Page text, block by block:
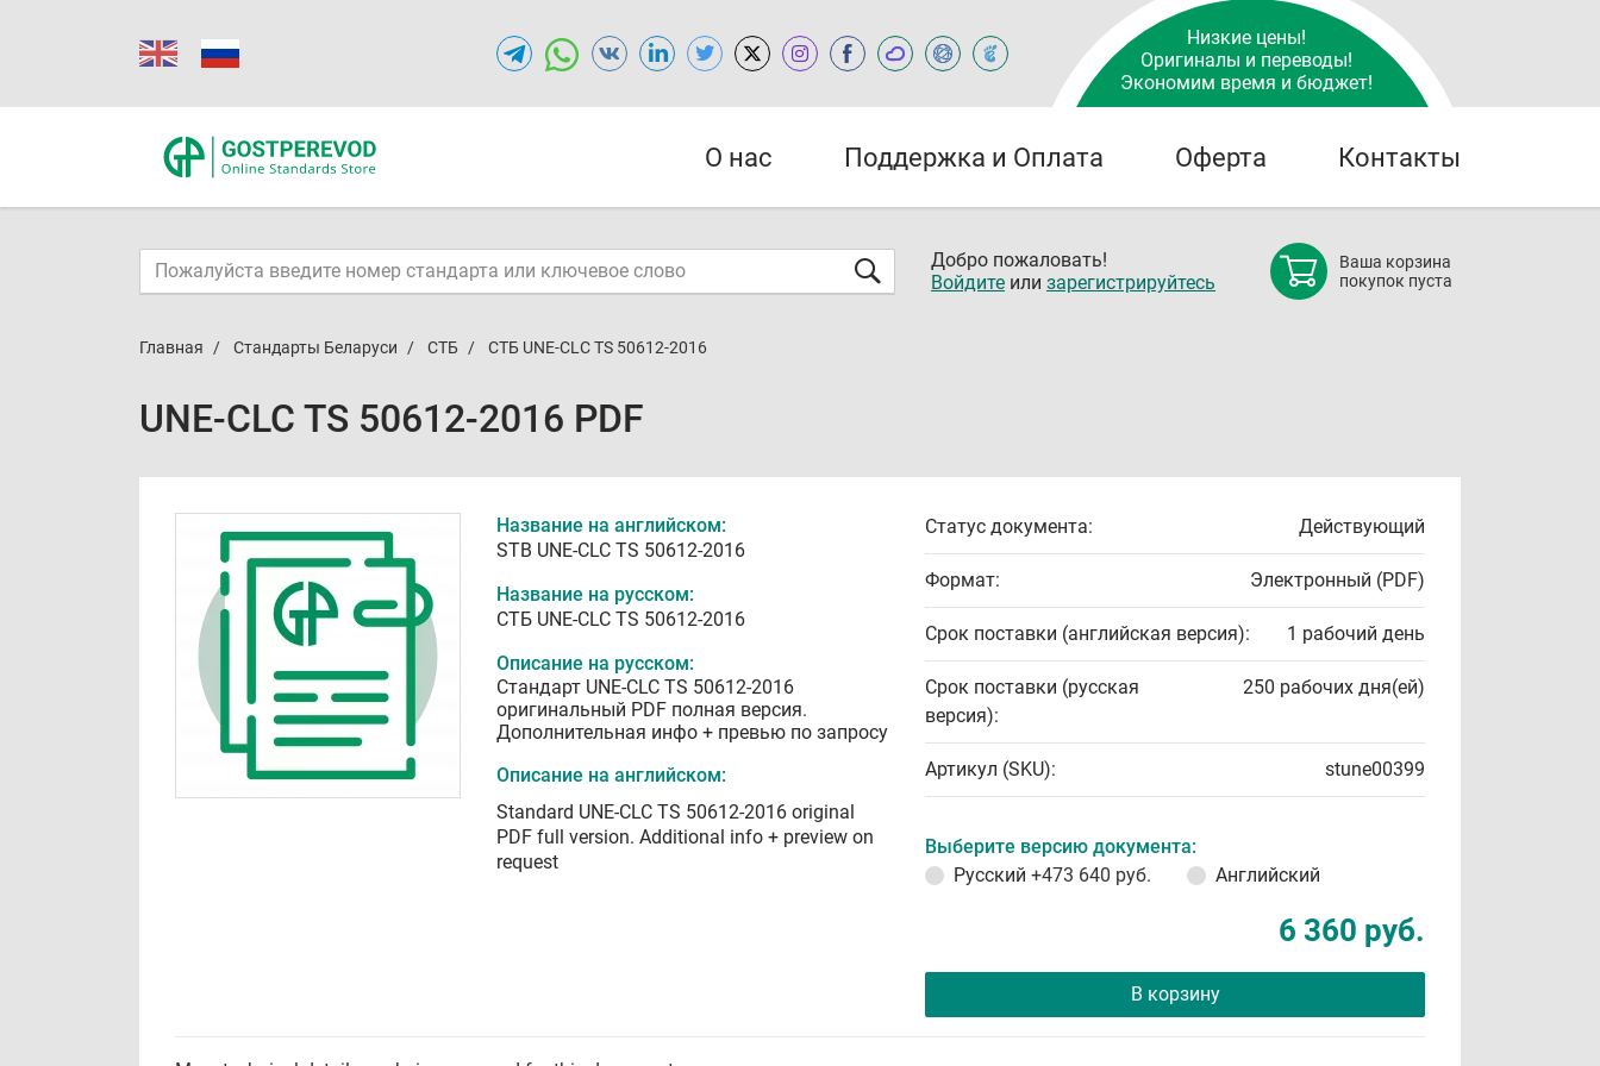
Низкие цены!
Оригиналы и переводы!
Экономим время и бюджет!
О нас Поддержка и Оплата Оферта Контакты
Добро пожаловать!
Войдите или зарегистрируйтесь
Ваша корзина
покупок пуста
Главная Стандарты Беларуси СТБ СТБ UNE-CLC TS 50612-2016
UNE-CLC TS 50612-2016 PDF
Название на английском:
STB UNE-CLC TS 50612-2016
Название на русском:
СТБ UNE-CLC TS 50612-2016
Описание на русском:
Стандарт UNE-CLC TS 50612-2016
оригинальный PDF полная версия.
Дополнительная инфо + превью по запросу
Описание на английском:
Standard UNE-CLC TS 50612-2016 original
PDF full version. Additional info + preview on
request
Статус документа: Действующий
Формат: Электронный (PDF)
Срок поставки (английская версия): 1 рабочий день
Срок поставки (русская
версия):
250 рабочих дня(ей)
Артикул (SKU): stune00399
Выберите версию документа:
Русский +473 640 руб. Английский
6 360 руб.
В корзину